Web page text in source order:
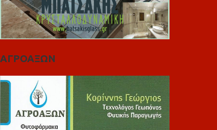
ΑΓΡΟΑΞΩΝ